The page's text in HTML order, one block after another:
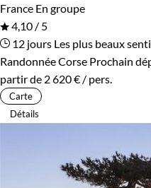
France En groupe
4,10 / 5
12 jours Les plus beaux
Randonnée Corse Prochain
partir de 2 620 € / pers.
Carte
Détails